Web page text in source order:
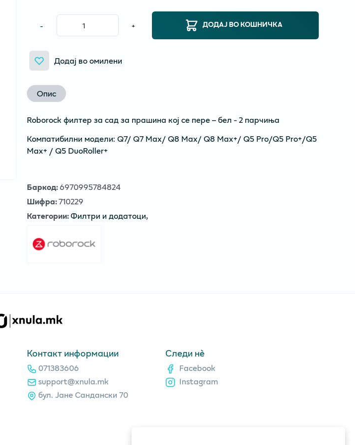
- + ДОДАЈ ВО КОШНИЧКА
Додај во омилени
Опис
Roborock филтер за сад за прашина кој се пере – бел - 2 парчиња
Компатибилни модели: Q7/ Q7 Max/ Q8 Max/ Q8 Max+/ Q5 Pro/Q5 Pro+/Q5
Max+ / Q5 DuoRoller+
Баркод:6970995784824
Шифра:710229
Категории:Филтри и додатоци,
Контакт информации
071383606
support@xnula.mk
бул. Јане Сандански 70
Следи нè
Facebook
Instagram